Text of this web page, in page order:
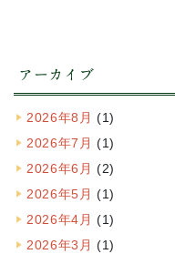
アーカイブ
2026年8月 (1)
2026年7月 (1)
2026年6月 (2)
2026年5月 (1)
2026年4月 (1)
2026年3月 (1)